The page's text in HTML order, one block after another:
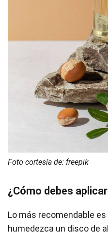
Foto cortesía de: freepik
¿Cómo debes
Lo más recomendable
humedezca un disco de